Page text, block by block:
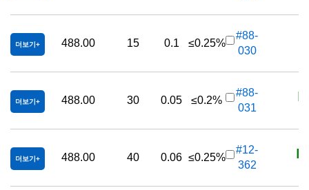
더보기 488.00 15 0.1 ≤0.25%
#88-
030
더보기 488.00 30 0.05 ≤0.2%
#88-
031
더보기 488.00 40 0.06 ≤0.25%
#12-
362